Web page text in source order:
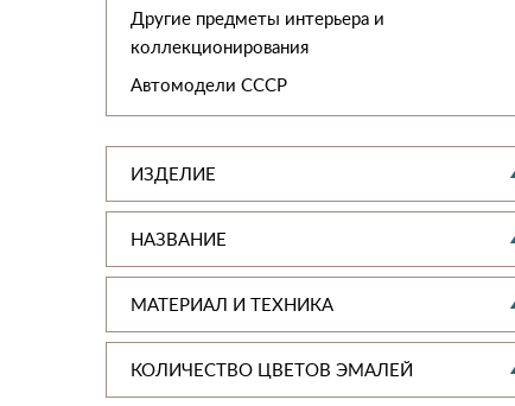
Другие предметы интерьера и
коллекционирования
Автомодели CCCР
ИЗДЕЛИЕ
НАЗВАНИЕ
МАТЕРИАЛ И ТЕХНИКА
КОЛИЧЕСТВО ЦВЕТОВ ЭМАЛЕЙ